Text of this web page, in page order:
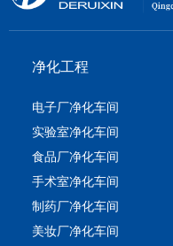
净化工程
电子厂净化车间
实验室净化车间
食品厂净化车间
手术室净化车间
制药厂净化车间
美妆厂净化车间